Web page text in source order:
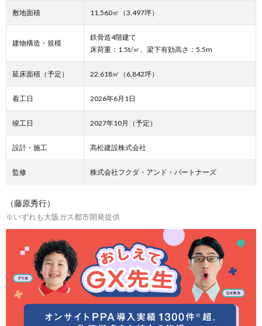
敷地面積 11,560㎡（3,497坪）
建物構造・規模
鉄骨造4階建て
床荷重：1.5t/㎡、梁下有効高さ：5.5m
延床面積（予定） 22,618㎡（6,842坪）
着工日 2026年6月1日
竣工日 2027年10月（予定）
設計・施工 髙松建設株式会社
監修 株式会社フクダ・アンド・パートナーズ
（藤原秀行）
※いずれも大阪ガス都市開発提供